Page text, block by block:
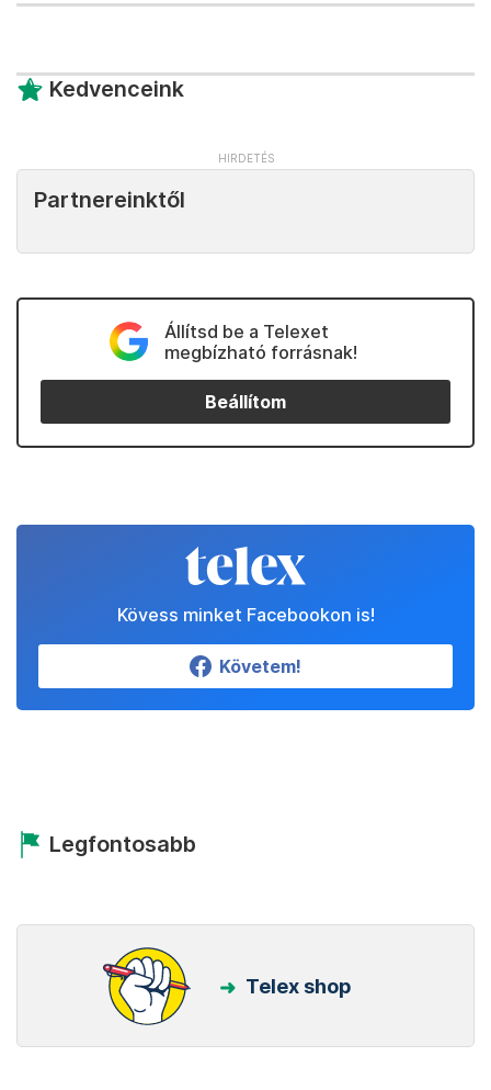
Kedvenceink
Partnereinktől
Állítsd be a Telexet
megbízható forrásnak!
Beállítom
Kövess minket Facebookon is!
Követem!
Legfontosabb
Telex shop